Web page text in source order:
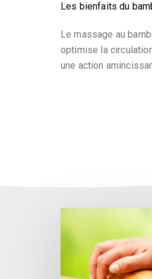
Les bienfaits du
Le massage au
optimise la
une action